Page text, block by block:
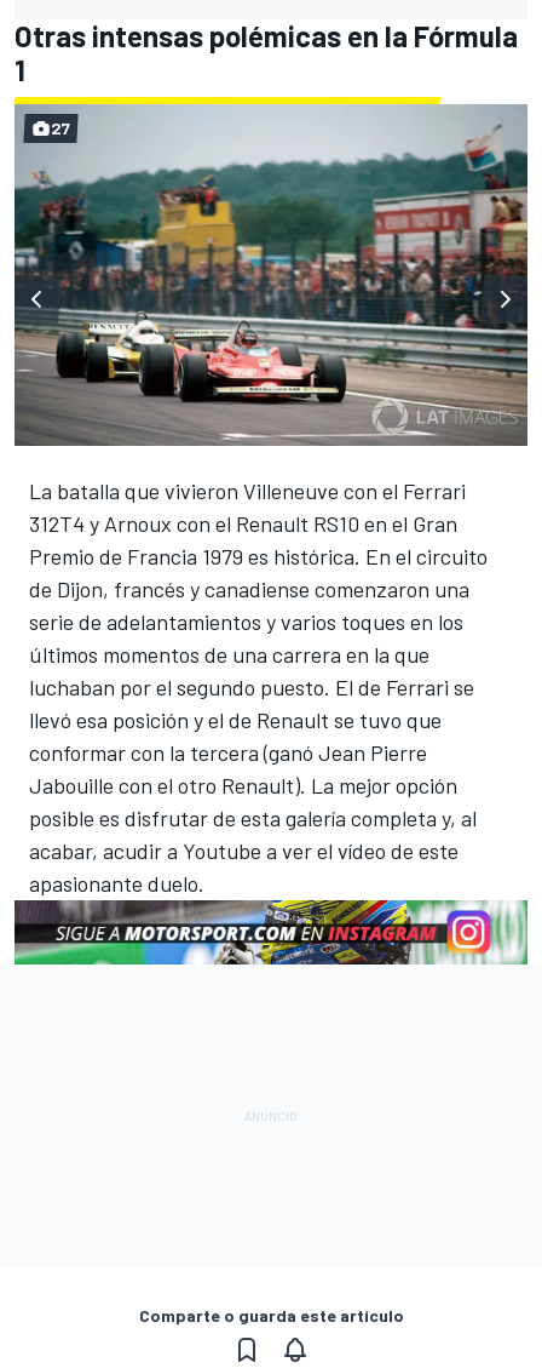
Otras intensas polémicas en la Fórmula
1
La batalla que vivieron Villeneuve con el Ferrari
312T4 y Arnoux con el Renault RS10 en el Gran
Premio de Francia 1979 es histórica. En el circuito
de Dijon, francés y canadiense comenzaron una
serie de adelantamientos y varios toques en los
últimos momentos de una carrera en la que
luchaban por el segundo puesto. El de Ferrari se
llevó esa posición y el de Renault se tuvo que
conformar con la tercera (ganó Jean Pierre
Jabouille con el otro Renault). La mejor opción
posible es disfrutar de esta galería completa y, al
acabar, acudir a Youtube a ver el vídeo de este
apasionante duelo.
27
Comparte o guarda este artículo